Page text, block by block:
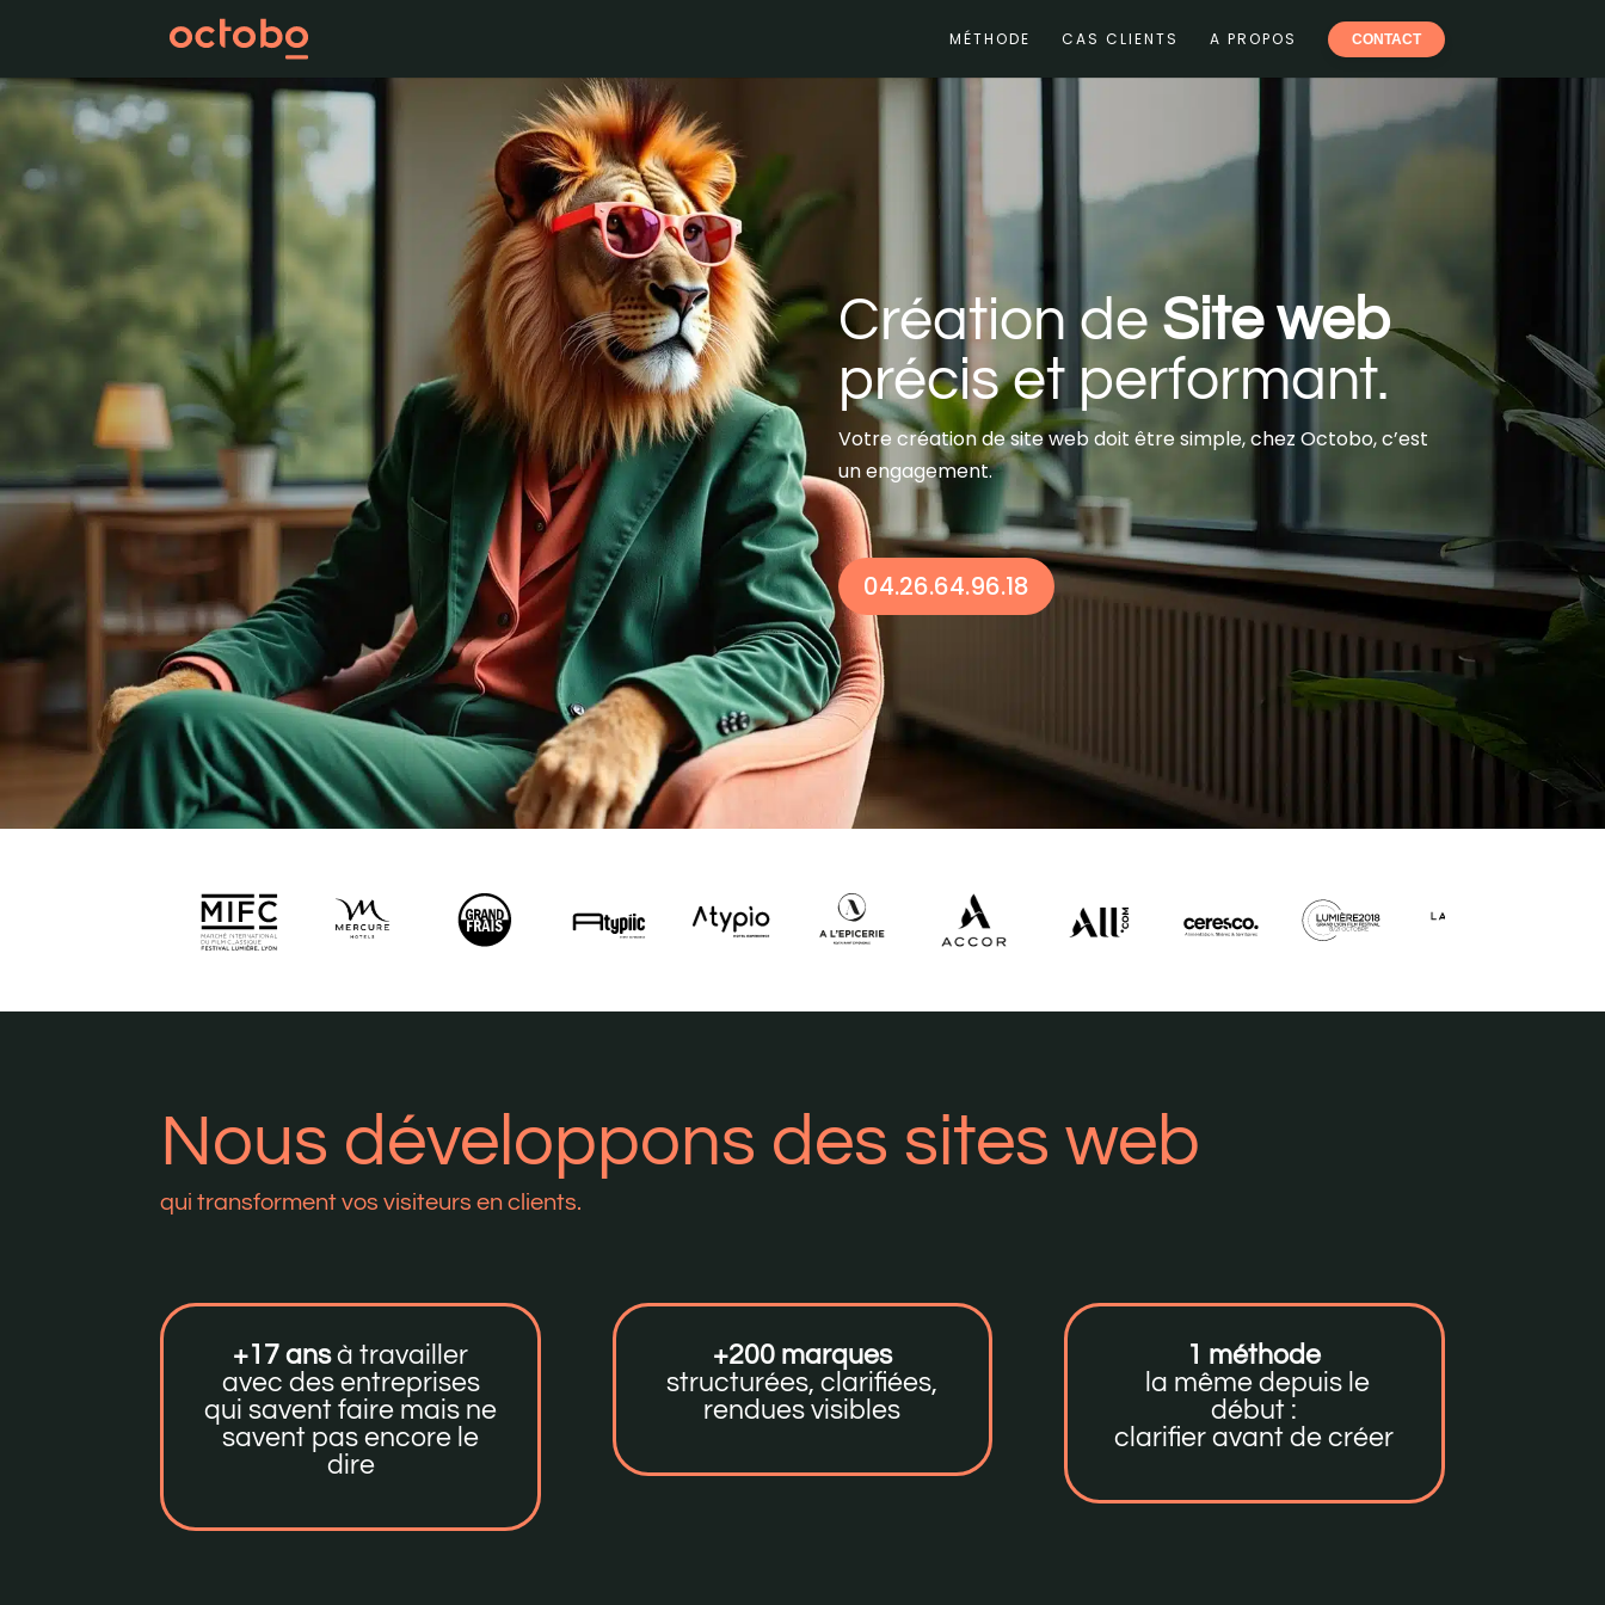
MÉTHODE CAS CLIENTS A PROPOS CONTACT
Création deSite web
précis et performant.
Votre création de site web doit être simple, chez Octobo, c’est
un engagement.
04.26.64.96.18
Nous développons des sites web
qui transforment vos visiteurs en clients.
+17 ansà travailler
avec des entreprises
qui savent faire mais ne
savent pas encore le
dire
+200 marques
structurées, clarifiées,
rendues visibles
1 méthode
la même depuis le
début :
clarifier avant de créer